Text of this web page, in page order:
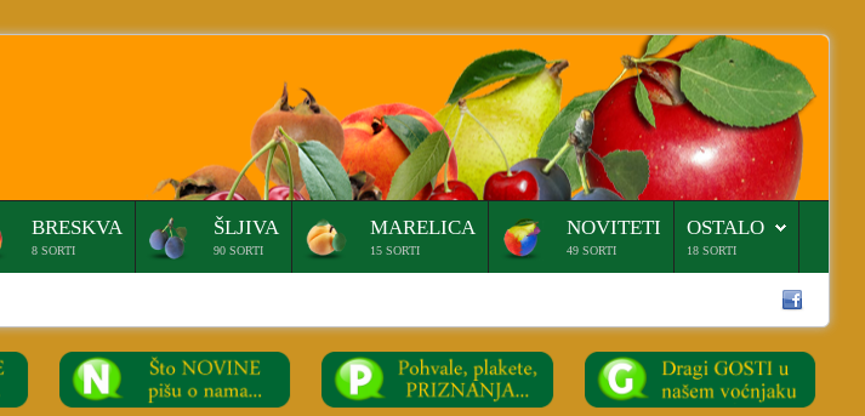
BRESKVA
8 SORTI
ŠLJIVA
90 SORTI
MARELICA
15 SORTI
NOVITETI
49 SORTI
OSTALO
18 SORTI